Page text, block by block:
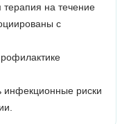
терапия на течение
с
инфекционные риски